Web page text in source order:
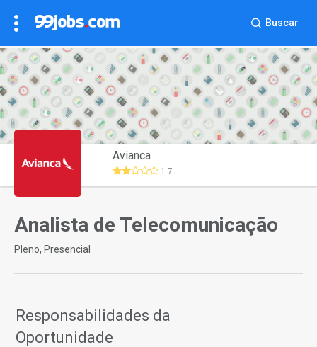
Buscar
Avianca
1.7
Analista de Telecomunicação
Pleno, Presencial
Responsabilidades da
Oportunidade